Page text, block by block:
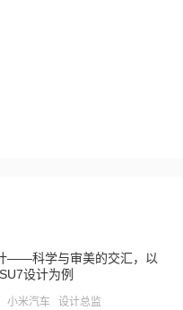
——科学与审美的交汇，以
设计为例
小米汽车 设计总监